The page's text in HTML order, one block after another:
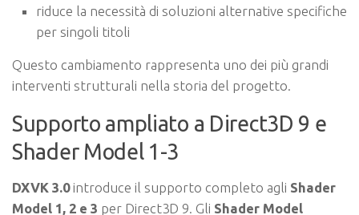
riduce la necessità di soluzioni alternative specifiche
per singoli titoli
Questo cambiamento rappresenta uno dei più grandi
interventi strutturali nella storia del progetto.
Supporto ampliato a Direct3D 9 e
Shader Model 1-3
DXVK 3.0introduce il supporto completo agli Shader
Model 1, 2 e 3 per Direct3D 9. Gli Shader Model